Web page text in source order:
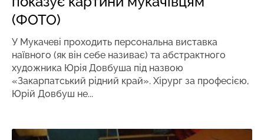
(ФОТО)
У Мукачеві проходить персональна виставка
наївного (як він себе називає) та абстрактного
художника Юрія Довбуша під назвою
«Закарпатський рідний край». Хірург за професією,
Юрій Довбуш не...